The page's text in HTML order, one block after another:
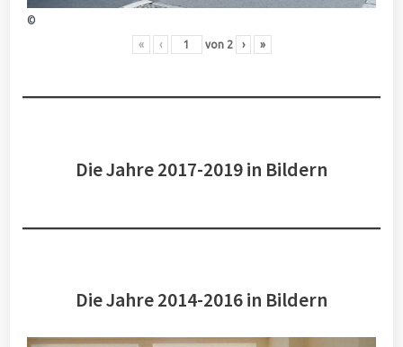
©
« ‹ von 2 › »
Die Jahre 2017-2019 in Bildern
Die Jahre 2014-2016 in Bildern